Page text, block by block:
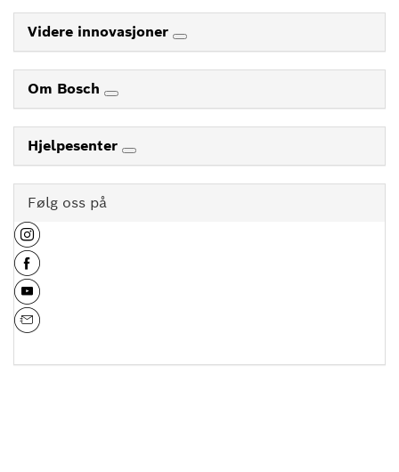
Videre innovasjoner
Om Bosch
Hjelpesenter
Følg oss på